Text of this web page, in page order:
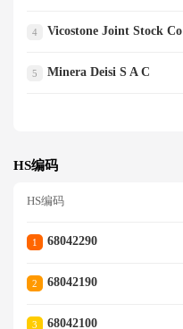
4 Vicostone Joint Stock Co
5 Minera Deisi S A C
HS编码
HS编码
1 68042290
2 68042190
3 68042100